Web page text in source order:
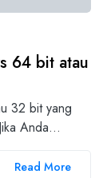
64 bit atau
32 bit yang
Anda…
Read More